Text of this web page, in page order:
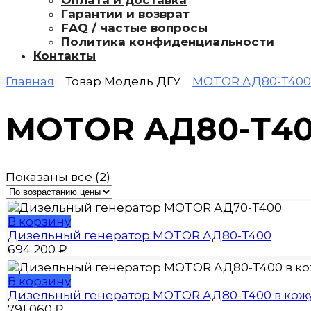
Гарантии и возврат
FAQ / частые вопросы
Политика конфиденциальности
Контакты
Главная
Товар Модель ДГУ MOTOR АД80-Т400
MOTOR АД80-
Показаны все (2)
по
возрастанию
В корзину
Дизельный генератор MOTOR АД80-Т400
694 200 ₽
В корзину
Дизельный генератор MOTOR АД80-Т400 в